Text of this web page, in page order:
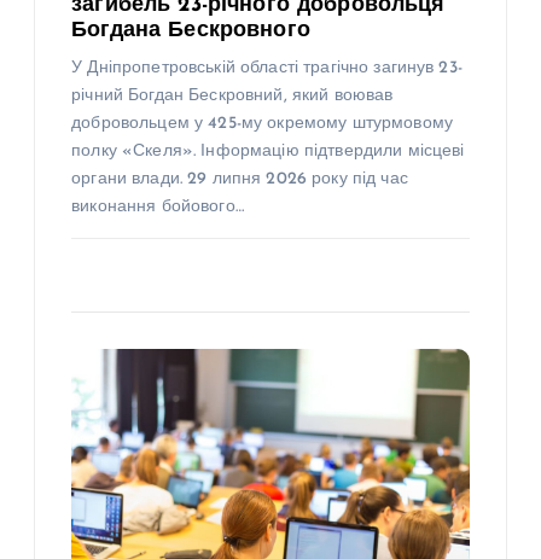
загибель 23-річного добровольця
Богдана Бескровного
У Дніпропетровській області трагічно загинув 23-
річний Богдан Бескровний, який воював
добровольцем у 425-му окремому штурмовому
полку «Скеля». Інформацію підтвердили місцеві
органи влади. 29 липня 2026 року під час
виконання бойового…